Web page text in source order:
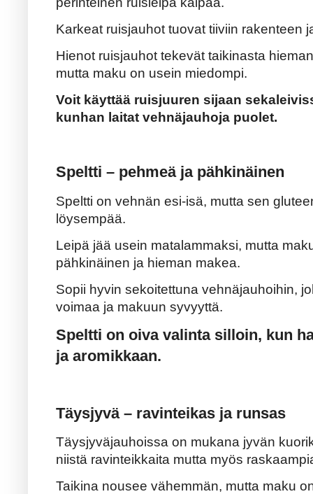
Karkeat ruisjauhot tuovat tiiviin rakenteen
Hienot ruisjauhot tekevät taikinasta
mutta maku on usein miedompi.
Voit käyttää ruisjuuren sijaan
kunhan laitat vehnäjauhoja puolet.
Speltti – pehmeä ja pähkinäinen
Speltti on vehnän esi-isä, mutta sen
löysempää.
Leipä jää usein matalammaksi, mutta
pähkinäinen ja hieman makea.
Sopii hyvin sekoitettuna vehnäjauhoihin,
voimaa ja makuun syvyyttä.
Speltti on oiva valinta silloin, kun
ja aromikkaan.
Täysjyvä – ravinteikas ja runsas
Täysjyväjauhoissa on mukana jyvän
niistä ravinteikkaita mutta myös
Taikina nousee vähemmän, mutta maku